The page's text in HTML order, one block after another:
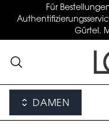
Für
Gürtel.
DAMEN